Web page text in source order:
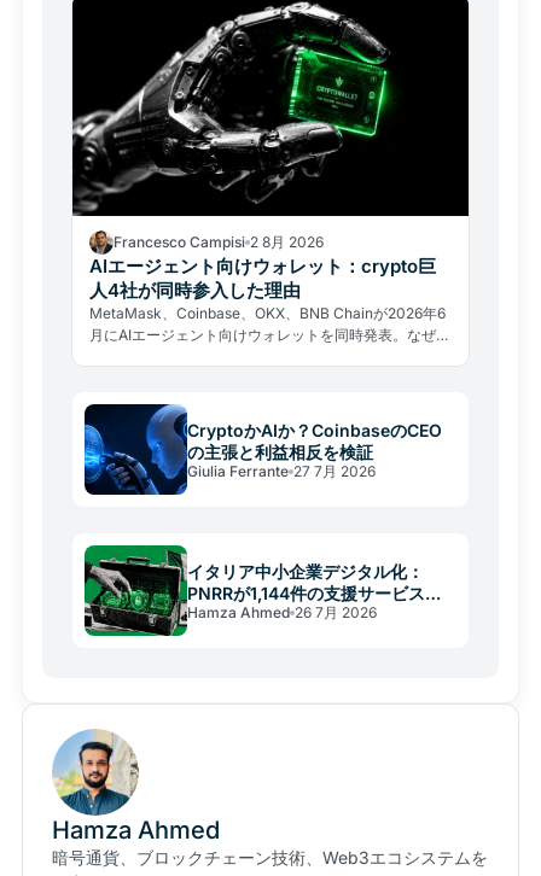
Francesco Campisi 2 8月 2026
AIエージェント向けウォレット：crypto巨
人4社が同時参入した理由
MetaMask、Coinbase、OKX、BNB Chainが2026年6
月にAIエージェント向けウォレットを同時発表。なぜ大
CryptoかAIか？CoinbaseのCEO
の主張と利益相反を検証
Giulia Ferrante 27 7月 2026
イタリア中小企業デジタル化：
PNRRが1,144件の支援サービスを
提供
Hamza Ahmed 26 7月 2026
Hamza Ahmed
暗号通貨、ブロックチェーン技術、Web3エコシステムを